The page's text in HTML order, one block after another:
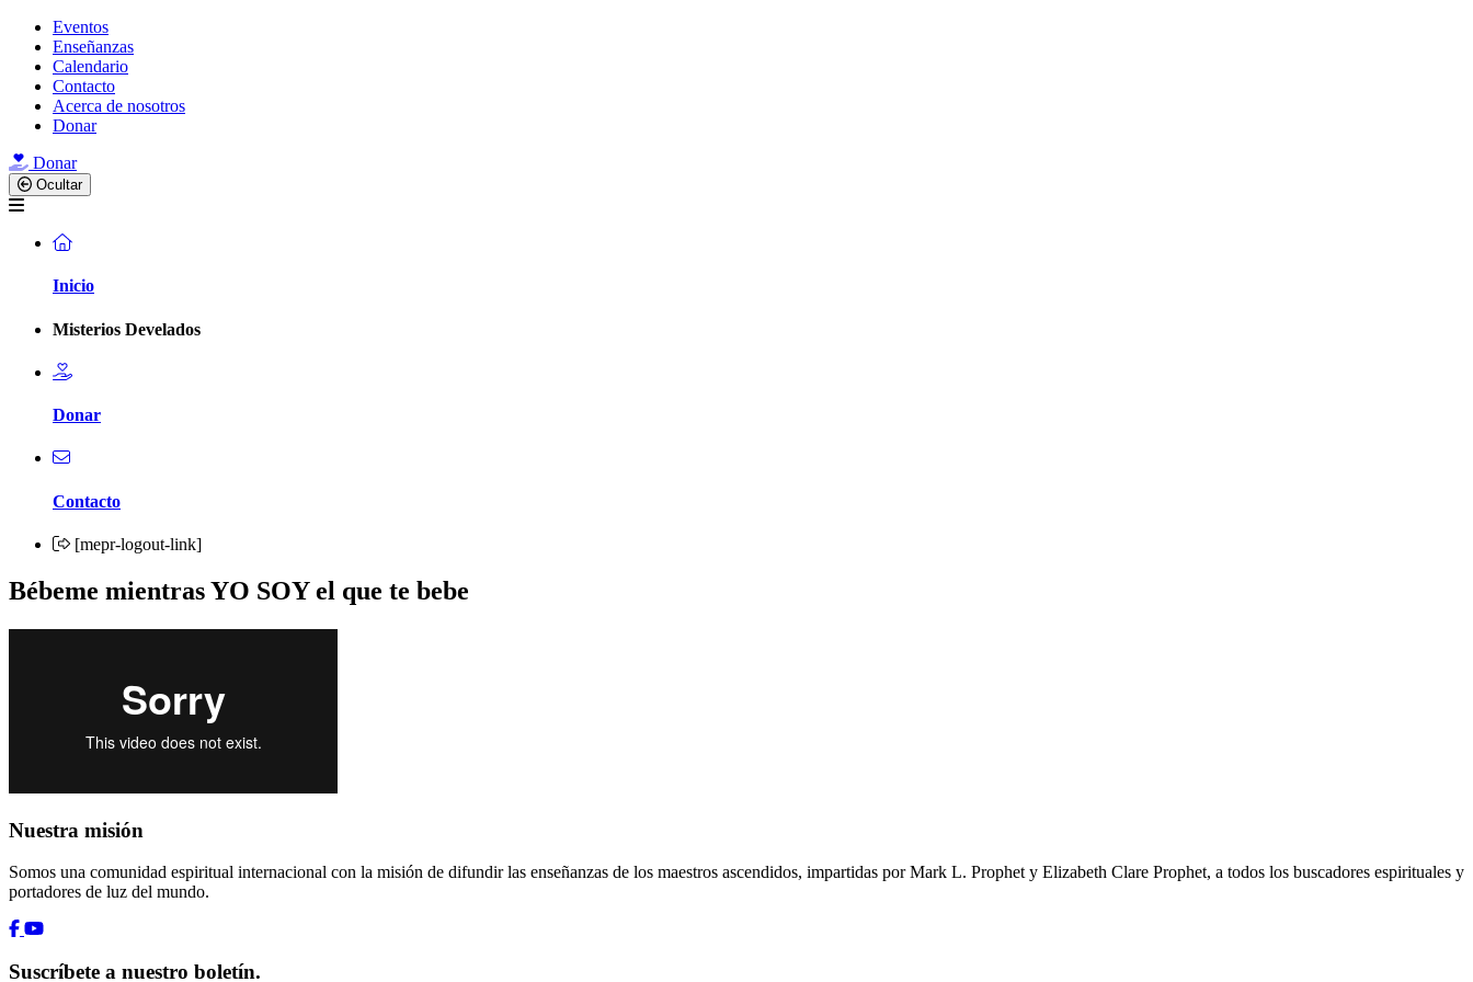
Skip
content
Eventos
Enseñanzas
Calendario
Contacto
Acerca de nosotros
Donar
Donar
Ocultar
Inicio
Misterios Develados
Donar
Contacto
[mepr-logout-link]
Bébeme mientras YO SOY el que te bebe
Nuestra misión
Somos una comunidad espiritual internacional con la misión de difundir las enseñanzas de los maestros ascendidos, impartidas por Mark L. Prophet y Elizabeth Clare Prophet, a todos los buscadores espirituales y
portadores de luz del mundo.
Suscríbete a nuestro boletín.